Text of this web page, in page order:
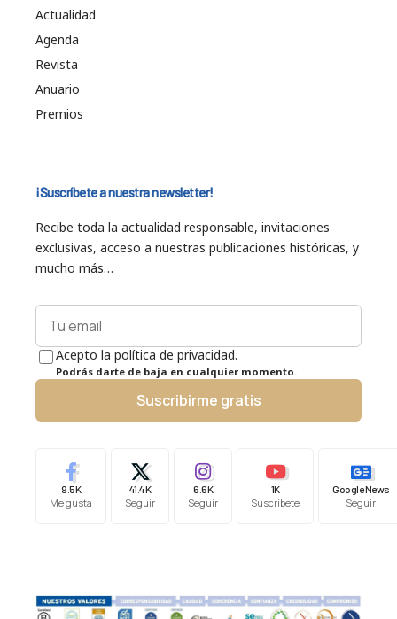
Actualidad
Agenda
Revista
Anuario
Premios
¡Suscríbete a nuestra newsletter!
Recibe toda la actualidad responsable, invitaciones
exclusivas, acceso a nuestras publicaciones históricas, y
mucho más…
Acepto la política de privacidad.
Podrás darte de baja en cualquier momento.
Suscribirme gratis
9.5K
Me gusta
41.4K
Seguir
6.6K
Seguir
1K
Suscríbete
Google News
Seguir